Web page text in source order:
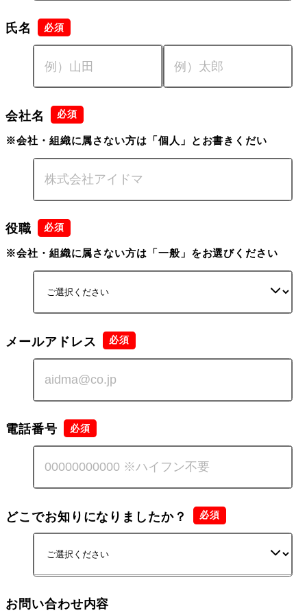
氏名
会社名
※会社・組織に属さない方は「個人」とお書きくだい
役職
※会社・組織に属さない方は「一般」をお選びください
メールアドレス
電話番号
どこでお知りになりましたか？
お問い合わせ内容